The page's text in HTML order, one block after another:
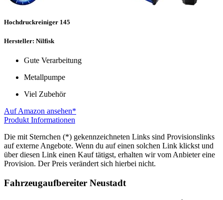
Hochdruckreiniger 145
Hersteller: Nilfisk
Gute Verarbeitung
Metallpumpe
Viel Zubehör
Auf Amazon ansehen*
Produkt Informationen
Die mit Sternchen (*) gekennzeichneten Links sind Provisionslinks
auf externe Angebote. Wenn du auf einen solchen Link klickst und
über diesen Link einen Kauf tätigst, erhalten wir vom Anbieter eine
Provision. Der Preis verändert sich hierbei nicht.
Fahrzeugaufbereiter Neustadt